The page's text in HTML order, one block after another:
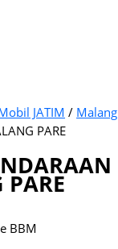
JATIM / Malang
PARE
BBM